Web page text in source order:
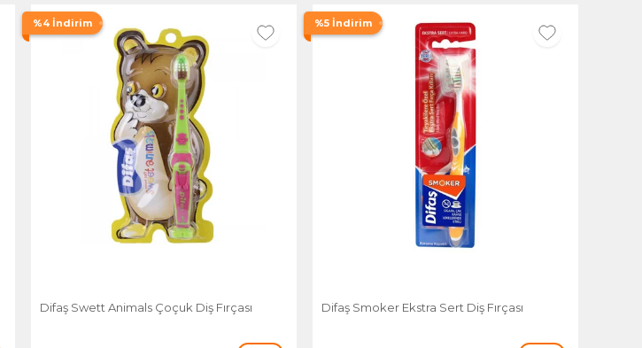
%4 İndirim
Difaş Swett Animals Çoçuk Diş Fırçası
%5 İndirim
Difaş Smoker Ekstra Sert Diş Fırçası